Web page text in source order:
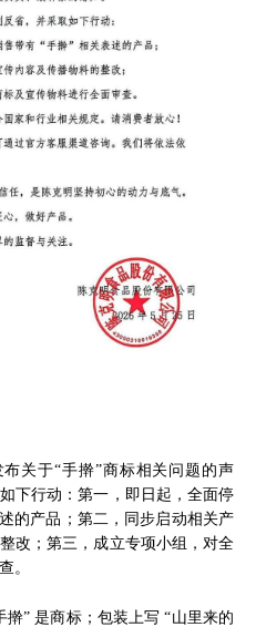
关于“手擀”商标相关问题的声
下行动：第一，即日起，全面停
的产品；第二，同步启动相关产
改；第三，成立专项小组，对全
。
” 是商标；包装上写 “山里来的